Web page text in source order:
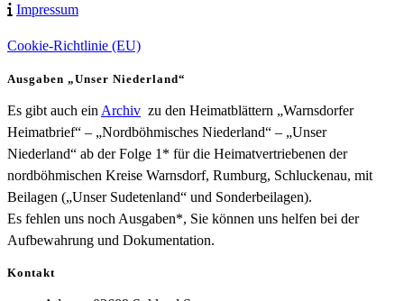
Impressum
Cookie-Richtlinie (EU)
Ausgaben „Unser Niederland“
Es gibt auch ein Archiv zu den Heimatblättern „Warnsdorfer
Heimatbrief“ – „Nordböhmisches Niederland“ – „Unser
Niederland“ ab der Folge 1* für die Heimatvertriebenen der
nordböhmischen Kreise Warnsdorf, Rumburg, Schluckenau, mit
Beilagen („Unser Sudetenland“ und Sonderbeilagen).
Es fehlen uns noch Ausgaben*, Sie können uns helfen bei der
Aufbewahrung und Dokumentation.
Kontakt